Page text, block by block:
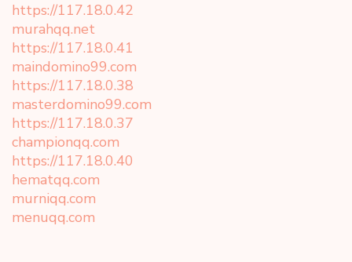
https://117.18.0.42
murahqq.net
https://117.18.0.41
maindomino99.com
https://117.18.0.38
masterdomino99.com
https://117.18.0.37
championqq.com
https://117.18.0.40
hematqq.com
murniqq.com
menuqq.com